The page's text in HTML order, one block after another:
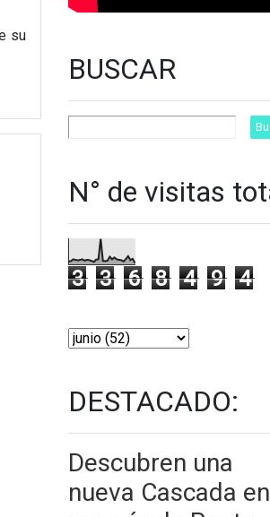
su
BUSCAR
N° de visitas
3 3 6 8 4 9 4
DESTACADO:
Descubren una
nueva Cascada en